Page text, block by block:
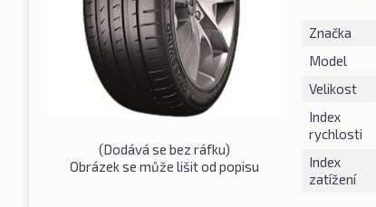
(Dodává se bez ráfku)
Obrázek se může lišit od popisu
Značka
Model
Velikost
Index
rychlosti
Index
zatížení